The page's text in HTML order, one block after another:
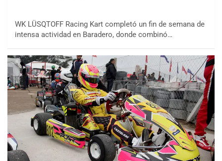
WK LÜSQTOFF Racing Kart completó un fin de semana de
intensa actividad en Baradero, donde combinó…